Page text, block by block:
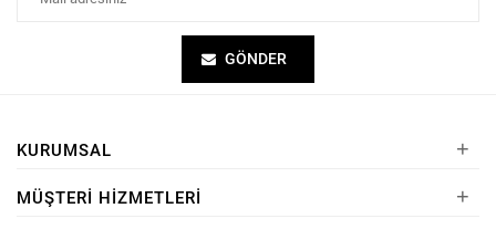
GÖNDER
KURUMSAL +
MÜŞTERI HIZMETLERI +